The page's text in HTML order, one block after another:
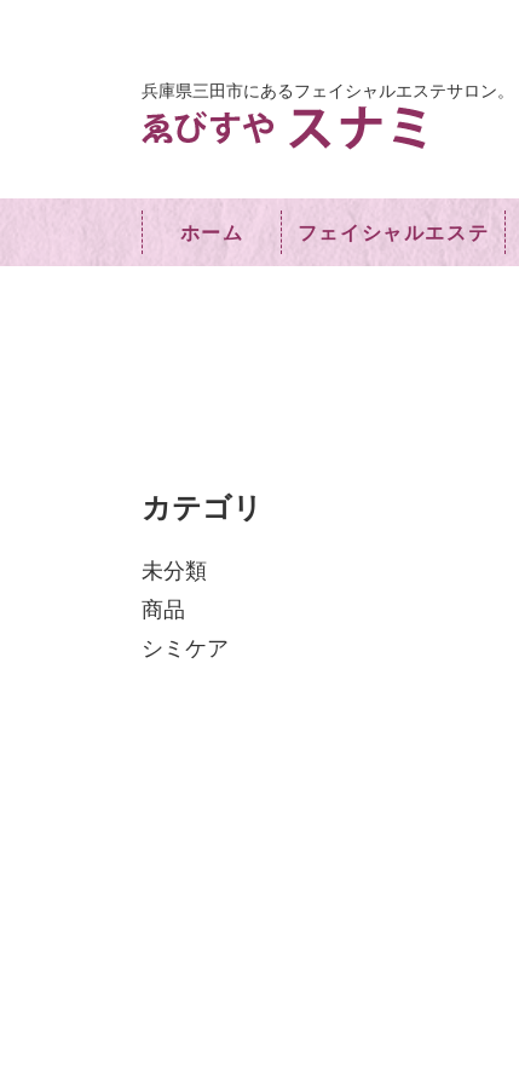
兵庫県三田市にあるフェイシャルエステサロン。
ホーム フェイシャルエステ
カテゴリ
未分類
商品
シミケア